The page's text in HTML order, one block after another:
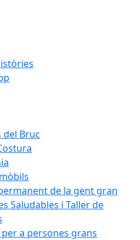
del Bruc
de la gent gran
Saludables i Taller de
a persones grans